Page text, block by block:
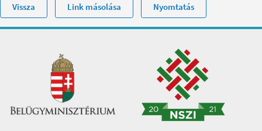
Vissza Link másolása Nyomtatás